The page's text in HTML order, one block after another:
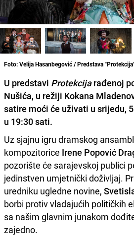
Foto: Velija Hasanbegović / Predstava
U predstavi Protekcijarađenoj
Nušića, u režiji Kokana
satire moći će uživati u srijedu,
u 19:30 sati.
Uz sjajnu igru dramskog
kompozitorice Irene Popović
pozorište će sarajevskoj publici
jedinstven umjetnički doživljaj.
uredniku ugledne novine,
borbi protiv vladajućih političkih
sa našim glavnim junakom
zajedno.